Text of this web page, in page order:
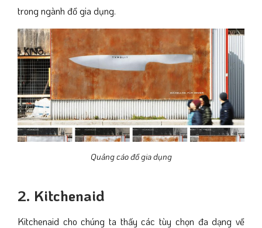
trong ngành đồ gia dụng.
Quảng cáo đồ gia dụng
2. Kitchenaid
Kitchenaid cho chúng ta thấy các tùy chọn đa dạng về